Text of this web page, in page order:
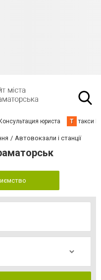
Консультация юриста Т такси
Автовокзали і станції